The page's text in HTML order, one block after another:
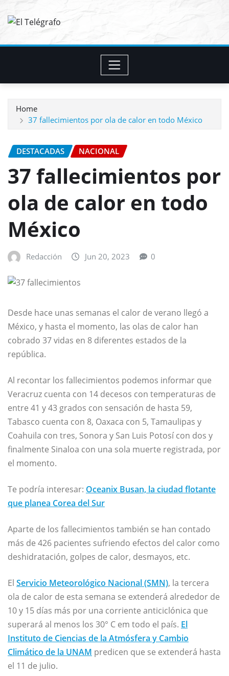
Home
37 fallecimientos por ola de calor en todo México
DESTACADAS NACIONAL
37 fallecimientos por
ola de calor en todo
México
Redacción Jun 20, 2023 0
Desde hace unas semanas el calor de verano llegó a
México, y hasta el momento, las olas de calor han
cobrado 37 vidas en 8 diferentes estados de la
república.
Al recontar los fallecimientos podemos informar que
Veracruz cuenta con 14 decesos con temperaturas de
entre 41 y 43 grados con sensación de hasta 59,
Tabasco cuenta con 8, Oaxaca con 5, Tamaulipas y
Coahuila con tres, Sonora y San Luis Potosí con dos y
finalmente Sinaloa con una sola muerte registrada, por
el momento.
Te podría interesar: Oceanix Busan, la ciudad flotante
que planea Corea del Sur
Aparte de los fallecimientos también se han contado
más de 426 pacientes sufriendo efectos del calor como
deshidratación, golpes de calor, desmayos, etc.
El Servicio Meteorológico Nacional (SMN), la tercera
ola de calor de esta semana se extenderá alrededor de
10 y 15 días más por una corriente anticiclónica que
superará al menos los 30° C em todo el país. El
Instituto de Ciencias de la Atmósfera y Cambio
Climático de la UNAM predicen que se extenderá hasta
el 11 de julio.